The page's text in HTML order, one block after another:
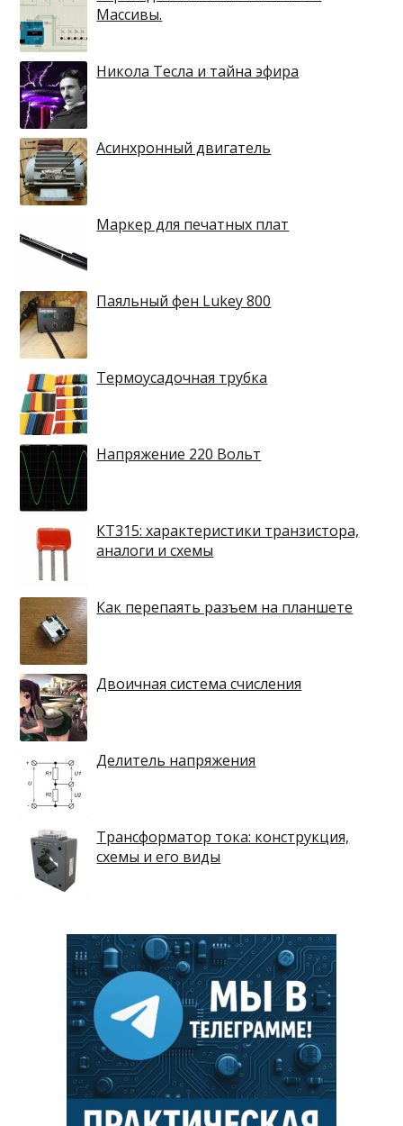
Массивы.
Никола Тесла и тайна эфира
Асинхронный двигатель
Маркер для печатных плат
Паяльный фен Lukey 800
Термоусадочная трубка
Напряжение 220 Вольт
КТ315: характеристики транзистора,
аналоги и схемы
Как перепаять разъем на планшете
Двоичная система счисления
Делитель напряжения
Трансформатор тока: конструкция,
схемы и его виды